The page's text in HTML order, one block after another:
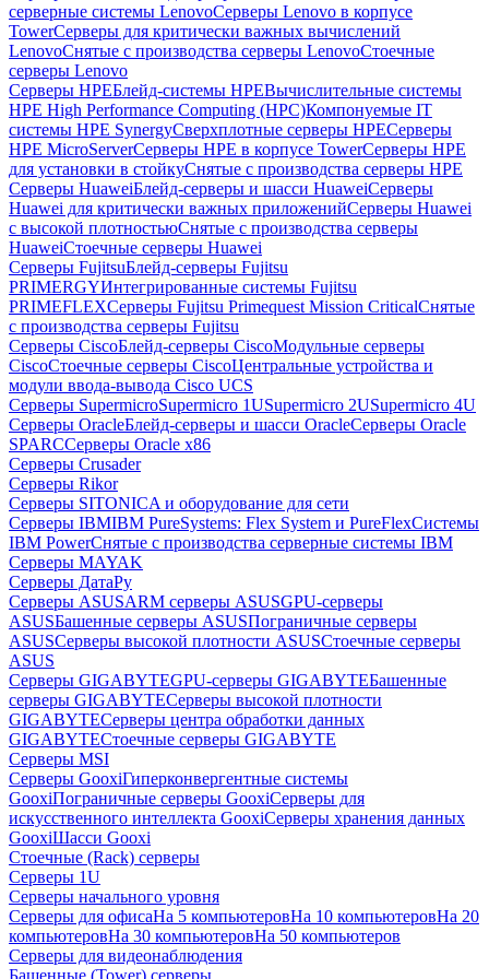
серверные системы LenovoСерверы Lenovo в корпусе
TowerСерверы для критически важных вычислений
LenovoСнятые с производства серверы LenovoСтоечные
серверы Lenovo
Серверы HPEБлейд-системы HPEВычислительные системы
HPE High Performance Computing (HPC)Компонуемые IT
системы HPE SynergyСверхплотные серверы HPEСерверы
HPE MicroServerСерверы HPE в корпусе TowerСерверы HPE
для установки в стойкуСнятые с производства серверы HPE
Серверы HuaweiБлейд-серверы и шасси HuaweiСерверы
Huawei для критически важных приложенийСерверы Huawei
с высокой плотностьюСнятые с производства серверы
HuaweiСтоечные серверы Huawei
Серверы FujitsuБлейд-серверы Fujitsu
PRIMERGYИнтегрированные системы Fujitsu
PRIMEFLEXСерверы Fujitsu Primequest Mission CriticalСнятые
с производства серверы Fujitsu
Серверы CiscoБлейд-серверы CiscoМодульные серверы
CiscoСтоечные серверы CiscoЦентральные устройства и
модули ввода-вывода Cisco UCS
Серверы SupermicroSupermicro 1USupermicro 2USupermicro 4U
Серверы OracleБлейд-серверы и шасси OracleСерверы Oracle
SPARCСерверы Oracle x86
Серверы Crusader
Серверы Rikor
Серверы SITONICA и оборудование для сети
Серверы IBMIBM PureSystems: Flex System и PureFlexСистемы
IBM PowerСнятые с производства серверные системы IBM
Серверы MAYAK
Серверы ДатаРу
Серверы ASUSARM серверы ASUSGPU-серверы
ASUSБашенные серверы ASUSПограничные серверы
ASUSСерверы высокой плотности ASUSСтоечные серверы
ASUS
Серверы GIGABYTEGPU-серверы GIGABYTEБашенные
серверы GIGABYTEСерверы высокой плотности
GIGABYTEСерверы центра обработки данных
GIGABYTEСтоечные серверы GIGABYTE
Серверы MSI
Серверы GooxiГиперконвергентные системы
GooxiПограничные серверы GooxiСерверы для
искусственного интеллекта GooxiСерверы хранения данных
GooxiШасси Gooxi
Стоечные (Rack) серверы
Серверы 1U
Серверы начального уровня
Серверы для офисаНа 5 компьютеровНа 10 компьютеровНа 20
компьютеровНа 30 компьютеровНа 50 компьютеров
Серверы для видеонаблюдения
Башенные (Tower) серверы